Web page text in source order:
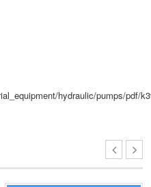
hydraulic/pumps/pdf/